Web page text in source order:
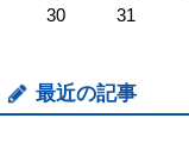
30
31
最近の記事